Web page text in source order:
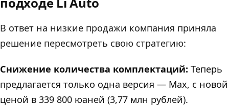
В ответ на низкие продажи компания приняла
решение пересмотреть свою стратегию:
Снижение количества комплектаций: Теперь
предлагается только одна версия — Max, с новой
ценой в 339 800 юаней (3,77 млн рублей).